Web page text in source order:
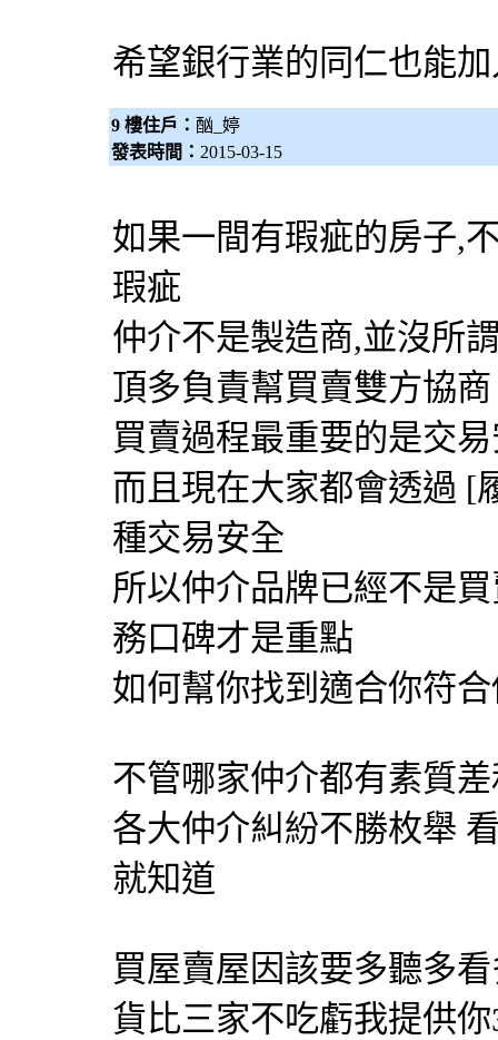
希望銀行業的同仁也能
9 樓住戶： 酗_婷
發表時間： 2015-03-15
如果一間有瑕疵的房子,
瑕疵
仲介不是製造商,並沒所
頂多負責幫買賣雙方協商
買賣過程最重要的是交
而且現在大家都會透過 [
種交易安全
所以仲介品牌已經不是
務口碑才是重點
如何幫你找到適合你符
不管哪家仲介都有素質
各大仲介糾紛不勝枚舉
就知道
買屋賣屋因該要多聽多
貨比三家不吃虧我提供